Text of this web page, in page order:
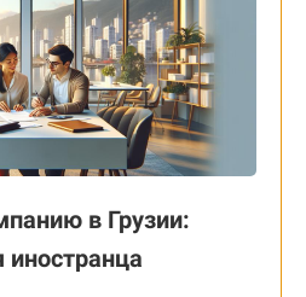
в Грузии:
иностранца